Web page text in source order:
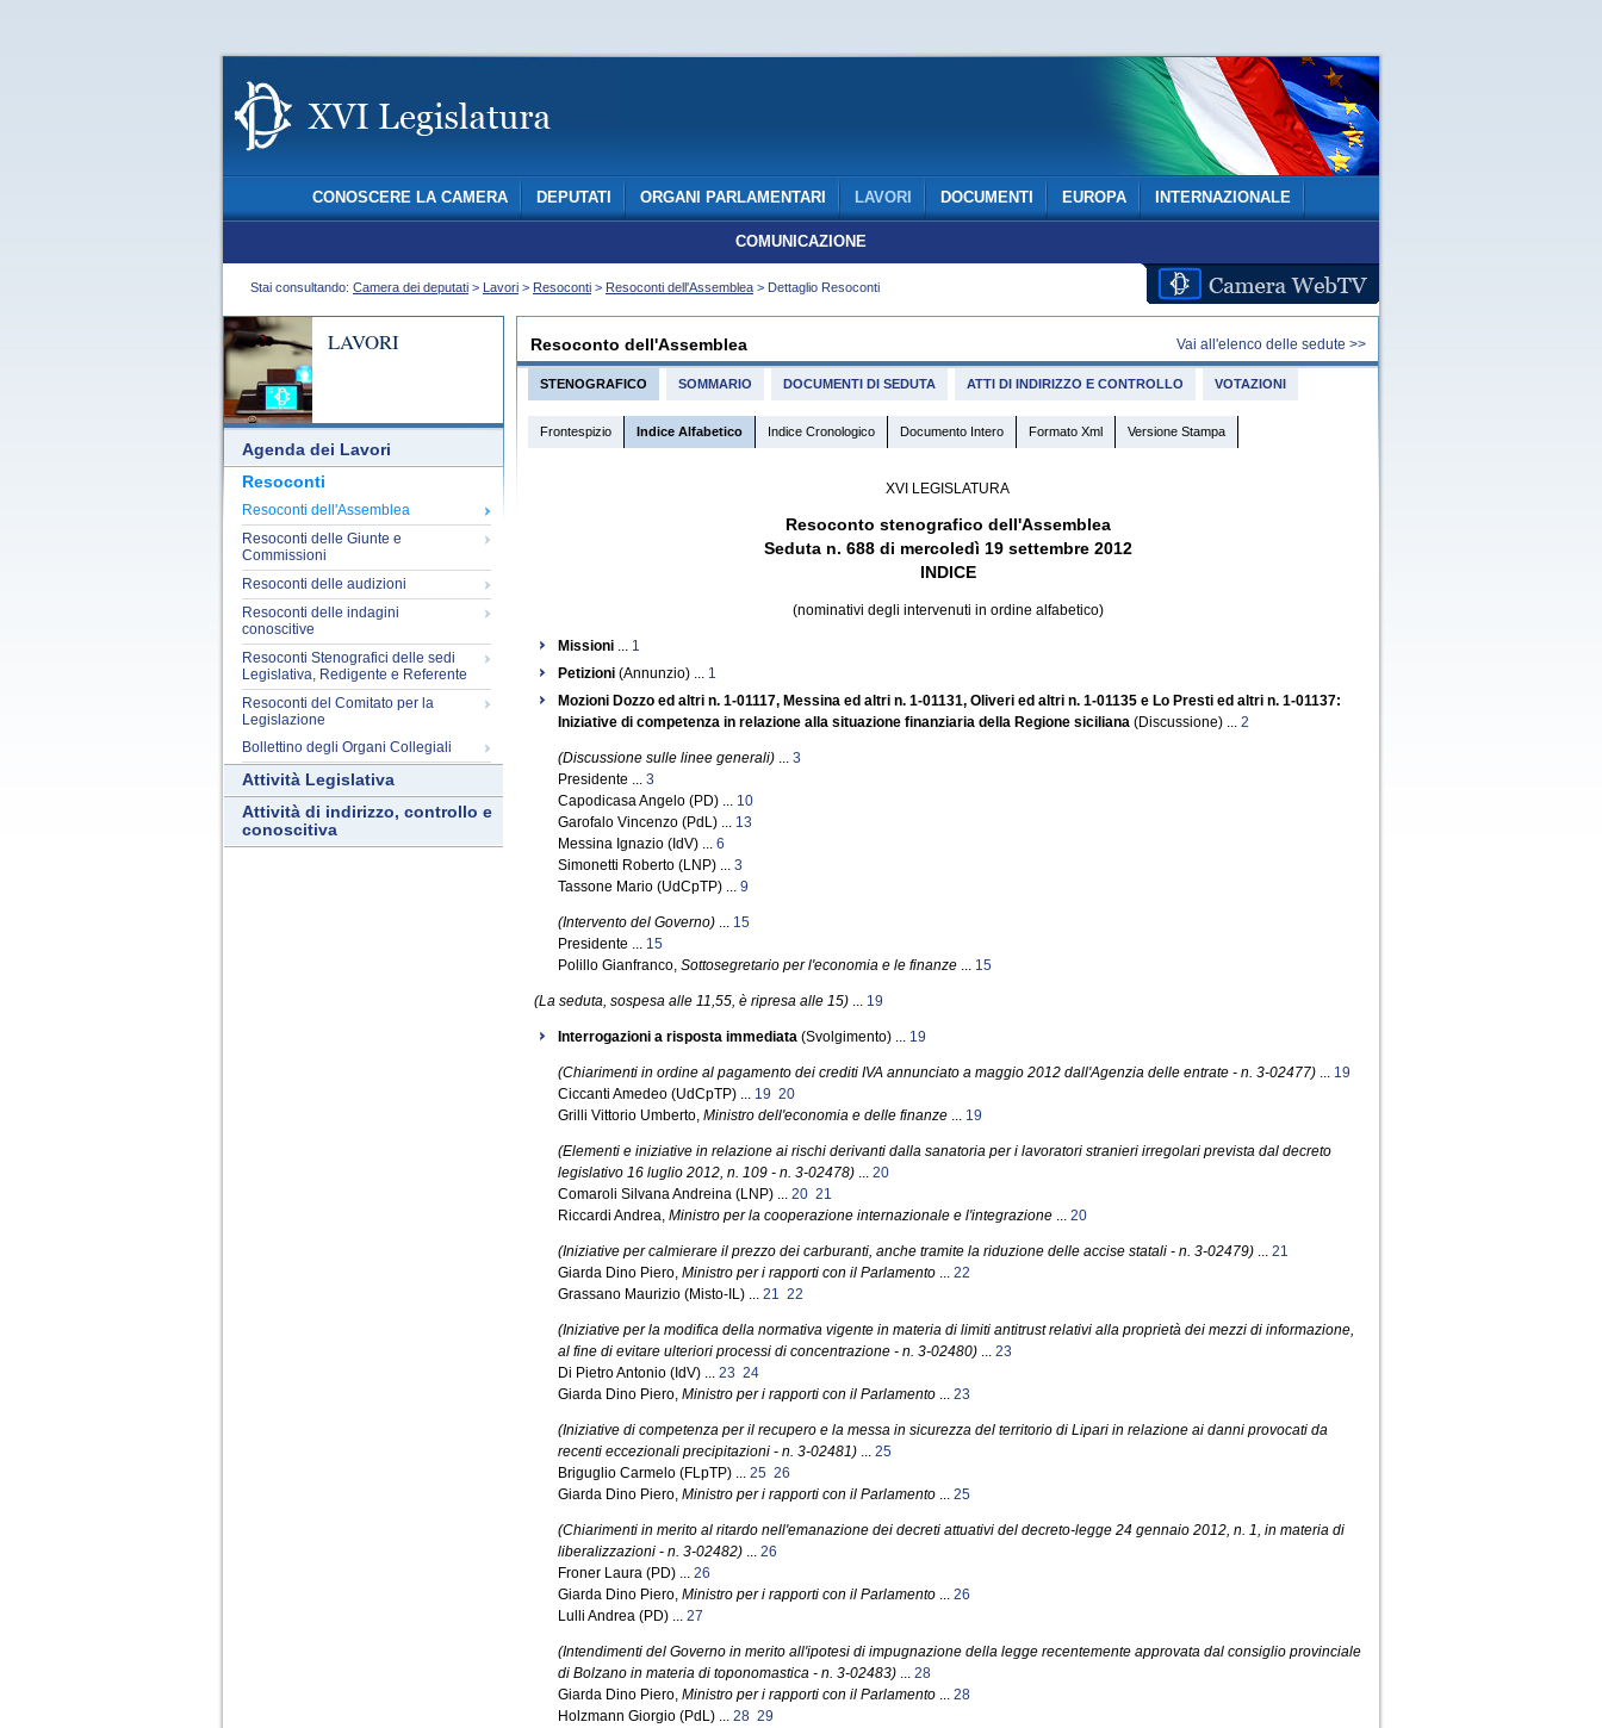
CONOSCERE LA CAMERA DEPUTATI ORGANI PARLAMENTARI LAVORI DOCUMENTI EUROPA INTERNAZIONALE
COMUNICAZIONE
Stai consultando: Camera dei deputati > Lavori > Resoconti > Resoconti dell'Assemblea > Dettaglio Resoconti
LAVORI
Agenda dei Lavori
Resoconti
Resoconti dell'Assemblea
Resoconti delle Giunte e
Commissioni
Resoconti delle audizioni
Resoconti delle indagini
conoscitive
Resoconti Stenografici delle sedi
Legislativa, Redigente e Referente
Resoconti del Comitato per la
Legislazione
Bollettino degli Organi Collegiali
Attività Legislativa
Attività di indirizzo, controllo e
conoscitiva
Resoconto dell'Assemblea Vai all'elenco delle sedute >>
STENOGRAFICO SOMMARIO DOCUMENTI DI SEDUTA ATTI DI INDIRIZZO E CONTROLLO VOTAZIONI
Frontespizio Indice Alfabetico Indice Cronologico Documento Intero Formato Xml Versione Stampa
XVI LEGISLATURA
Resoconto stenografico dell'Assemblea
Seduta n. 688 di mercoledì 19 settembre 2012
INDICE
(nominativi degli intervenuti in ordine alfabetico)
Missioni ... 1
Petizioni (Annunzio) ... 1
Mozioni Dozzo ed altri n. 1-01117, Messina ed altri n. 1-01131, Oliveri ed altri n. 1-01135 e Lo Presti ed altri n. 1-01137:
Iniziative di competenza in relazione alla situazione finanziaria della Regione siciliana (Discussione) ... 2
(Discussione sulle linee generali) ... 3
Presidente ... 3
Capodicasa Angelo (PD) ... 10
Garofalo Vincenzo (PdL) ... 13
Messina Ignazio (IdV) ... 6
Simonetti Roberto (LNP) ... 3
Tassone Mario (UdCpTP) ... 9
(Intervento del Governo) ... 15
Presidente ... 15
Polillo Gianfranco, Sottosegretario per l'economia e le finanze ... 15
(La seduta, sospesa alle 11,55, è ripresa alle 15) ... 19
Interrogazioni a risposta immediata (Svolgimento) ... 19
(Chiarimenti in ordine al pagamento dei crediti IVA annunciato a maggio 2012 dall'Agenzia delle entrate - n. 3-02477) ... 19
Ciccanti Amedeo (UdCpTP) ... 19 20
Grilli Vittorio Umberto, Ministro dell'economia e delle finanze ... 19
(Elementi e iniziative in relazione ai rischi derivanti dalla sanatoria per i lavoratori stranieri irregolari prevista dal decreto
legislativo 16 luglio 2012, n. 109 - n. 3-02478) ... 20
Comaroli Silvana Andreina (LNP) ... 20 21
Riccardi Andrea, Ministro per la cooperazione internazionale e l'integrazione ... 20
(Iniziative per calmierare il prezzo dei carburanti, anche tramite la riduzione delle accise statali - n. 3-02479) ... 21
Giarda Dino Piero, Ministro per i rapporti con il Parlamento ... 22
Grassano Maurizio (Misto-IL) ... 21 22
(Iniziative per la modifica della normativa vigente in materia di limiti antitrust relativi alla proprietà dei mezzi di informazione,
al fine di evitare ulteriori processi di concentrazione - n. 3-02480) ... 23
Di Pietro Antonio (IdV) ... 23 24
Giarda Dino Piero, Ministro per i rapporti con il Parlamento ... 23
(Iniziative di competenza per il recupero e la messa in sicurezza del territorio di Lipari in relazione ai danni provocati da
recenti eccezionali precipitazioni - n. 3-02481) ... 25
Briguglio Carmelo (FLpTP) ... 25 26
Giarda Dino Piero, Ministro per i rapporti con il Parlamento ... 25
(Chiarimenti in merito al ritardo nell'emanazione dei decreti attuativi del decreto-legge 24 gennaio 2012, n. 1, in materia di
liberalizzazioni - n. 3-02482) ... 26
Froner Laura (PD) ... 26
Giarda Dino Piero, Ministro per i rapporti con il Parlamento ... 26
Lulli Andrea (PD) ... 27
(Intendimenti del Governo in merito all'ipotesi di impugnazione della legge recentemente approvata dal consiglio provinciale
di Bolzano in materia di toponomastica - n. 3-02483) ... 28
Giarda Dino Piero, Ministro per i rapporti con il Parlamento ... 28
Holzmann Giorgio (PdL) ... 28 29